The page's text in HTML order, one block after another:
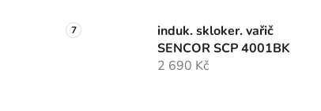
induk. skloker. vařič
SENCOR SCP 4001BK
2 690 Kč